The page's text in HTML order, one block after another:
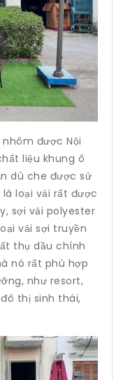
được Nội
liệu khung ô
dù che được sử
loại vải rất được
sợi vải polyester
vải sợi truyền
thụ dầu chính
nó rất phù hợp
như resort,
thị sinh thái,